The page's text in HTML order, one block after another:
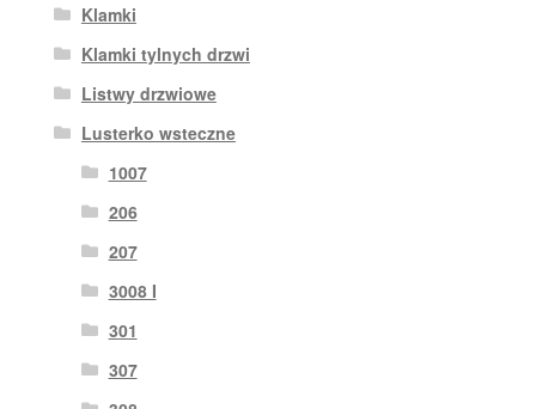
Klamki
Klamki tylnych drzwi
Listwy drzwiowe
Lusterko wsteczne
1007
206
207
3008 I
301
307